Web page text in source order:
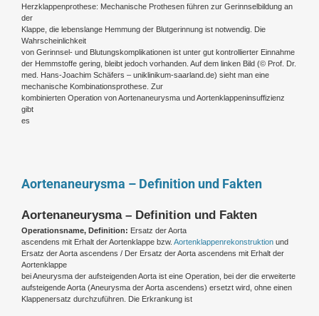
Herzklappenprothese: Mechanische Prothesen führen zur Gerinnselbildung an
der
Klappe, die lebenslange Hemmung der Blutgerinnung ist notwendig. Die
Wahrscheinlichkeit
von Gerinnsel- und Blutungskomplikationen ist unter gut kontrollierter Einnahme
der Hemmstoffe gering, bleibt jedoch vorhanden. Auf dem linken Bild (© Prof. Dr.
med. Hans-Joachim Schäfers – uniklinikum-saarland.de) sieht man eine
mechanische Kombinationsprothese. Zur
kombinierten Operation von Aortenaneurysma und Aortenklappeninsuffizienz
gibt
es
Aortenaneurysma – Definition und Fakten
Aortenaneurysma – Definition und Fakten
Operationsname, Definition: Ersatz der Aorta
ascendens mit Erhalt der Aortenklappe bzw. Aortenklappenrekonstruktion und
Ersatz der Aorta ascendens / Der Ersatz der Aorta ascendens mit Erhalt der
Aortenklappe
bei Aneurysma der aufsteigenden Aorta ist eine Operation, bei der die erweiterte
aufsteigende Aorta (Aneurysma der Aorta ascendens) ersetzt wird, ohne einen
Klappenersatz durchzuführen. Die Erkrankung ist